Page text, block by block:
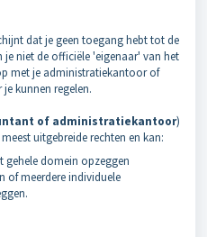
dat je geen toegang hebt tot de
niet de officiële 'eigenaar' van het
met je administratiekantoor of
kunnen regelen.
of administratiekantoor)
uitgebreide rechten en kan:
gehele domein opzeggen
of meerdere individuele